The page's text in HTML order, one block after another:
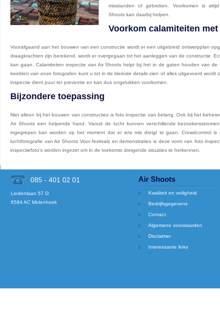
misstanden of gebreken. Voorkomen is
Shoots kan daarbij helpen.
Voorkom calamiteiten
Voorafgaand aan het bouwen van een constructie wordt er een uitgebreid ontwerpplan
draagkrachten zijn berekend, wordt er overgegaan tot het aanleggen van de constructie.
kan gaan. Calamiteiten inspectie van Air Shoots helpt bij het in de gaten houden van
beelden van onze fotografen kunt u tot in de kleinste details zien of alles uitgevoerd wordt
inspectie dient puur ter preventie en kan dus ongelukken voorkomen.
Bijzondere toepassing
Niet alleen bij het bouwen van constructies is foto inspectie van belang. Ook bij het
Air Shoots een helpende hand. Vanuit de lucht kunnen verschillende
ingegrepen kan worden op het moment dat er iets mis dreigt te gaan. Crowdcontrol
luchtfotografie van Air Shoots Voor festivals en demonstraties is deze vorm van foto
inspectiefoto's worden ingezet om in de toekomst dreigende situaties te herkennen.
085 - 401 02 01
Lindenlaan 57 D
6584 AC Molenhoek
Air Shoots
Kwaliteit en veiligheid
Bedrijfsgegevens
Contact
Algemene voorwaarden
Disclaimer
Interessante links